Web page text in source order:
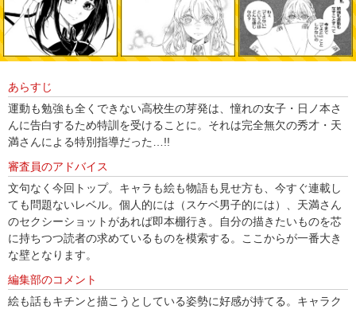
あらすじ
運動も勉強も全くできない高校生の芽発は、憧れの女子・日ノ本さ
んに告白するため特訓を受けることに。それは完全無欠の秀才・天
満さんによる特別指導だった…!!
審査員のアドバイス
文句なく今回トップ。キャラも絵も物語も見せ方も、今すぐ連載し
ても問題ないレベル。個人的には（スケベ男子的には）、天満さん
のセクシーショットがあれば即本棚行き。自分の描きたいものを芯
に持ちつつ読者の求めているものを模索する。ここからが一番大き
な壁となります。
編集部のコメント
絵も話もキチンと描こうとしている姿勢に好感が持てる。キャラク